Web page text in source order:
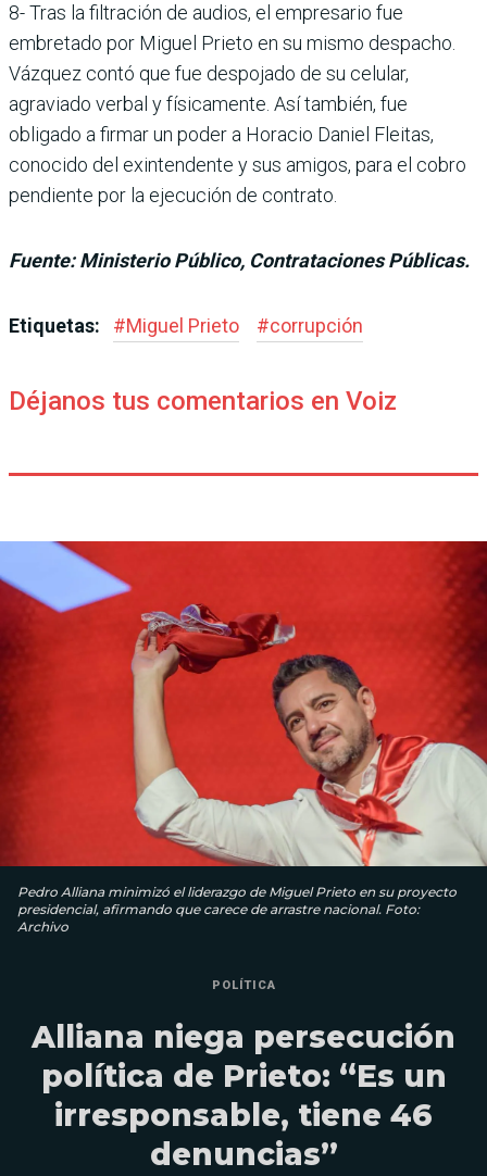
8- Tras la filtración de audios, el empresario fue
embretado por Miguel Prieto en su mismo despacho.
Vázquez contó que fue despojado de su celular,
agraviado verbal y físicamente. Así también, fue
obligado a firmar un poder a Horacio Daniel Fleitas,
conocido del exintendente y sus amigos, para el cobro
pendiente por la ejecución de contrato.
Fuente: Ministerio Público, Contrataciones Públicas.
Etiquetas: #Miguel Prieto #corrupción
Déjanos tus comentarios en Voiz
Pedro Alliana minimizó el liderazgo de Miguel Prieto en su proyecto
presidencial, afirmando que carece de arrastre nacional. Foto:
Archivo
POLÍTICA
Alliana niega persecución
política de Prieto: “Es un
irresponsable, tiene 46
denuncias”